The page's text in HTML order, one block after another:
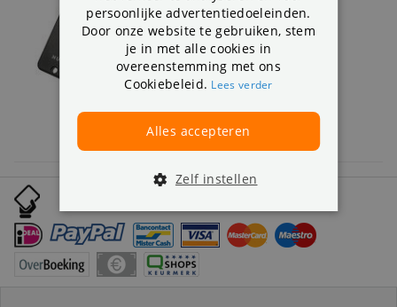
2 review(s)
Uitbreiding voor Nuki
Werkt op een batterij
Voor iedereen zonder smartphone
39,-
Uitverkocht
persoonlijke advertentiedoeleinden.
Door onze website te gebruiken, stem
je in met alle cookies in
overeenstemming met ons
Cookiebeleid. Lees verder
Alles accepteren
Zelf instellen